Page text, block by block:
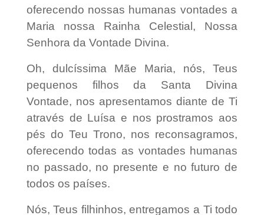
oferecendo nossas humanas vontades a
Maria nossa Rainha Celestial, Nossa
Senhora da Vontade Divina.
Oh, dulcíssima Mãe Maria, nós, Teus
pequenos filhos da Santa Divina
Vontade, nos apresentamos diante de Ti
através de Luísa e nos prostramos aos
pés do Teu Trono, nos reconsagramos,
oferecendo todas as vontades humanas
no passado, no presente e no futuro de
todos os países.
Nós, Teus filhinhos, entregamos a Ti todo